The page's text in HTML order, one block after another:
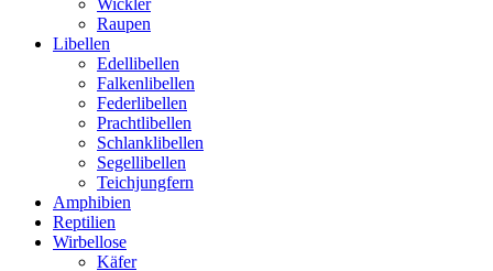
Wickler
Raupen
Libellen
Edellibellen
Falkenlibellen
Federlibellen
Prachtlibellen
Schlanklibellen
Segellibellen
Teichjungfern
Amphibien
Reptilien
Wirbellose
Käfer